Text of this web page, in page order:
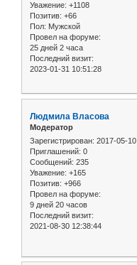
Уважение: +1108
Позитив: +66
Пол: Мужской
Провел на форуме:
25 дней 2 часа
Последний визит:
2023-01-31 10:51:28
Людмила Власова
Модератор
Зарегистрирован: 2017-05-10
Приглашений: 0
Сообщений: 235
Уважение: +165
Позитив: +966
Провел на форуме:
9 дней 20 часов
Последний визит:
2021-08-30 12:38:44